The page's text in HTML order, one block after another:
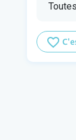
favorite_border